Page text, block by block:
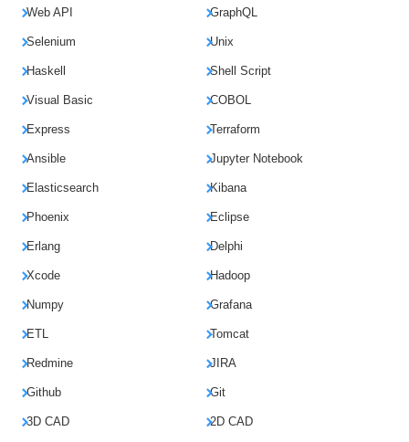
Web API GraphQL
Selenium Unix
Haskell Shell Script
Visual Basic COBOL
Express Terraform
Ansible Jupyter Notebook
Elasticsearch Kibana
Phoenix Eclipse
Erlang Delphi
Xcode Hadoop
Numpy Grafana
ETL Tomcat
Redmine JIRA
Github Git
3D CAD 2D CAD